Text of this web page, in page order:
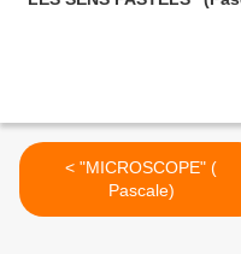
< "MICROSCOPE" (
Pascale)